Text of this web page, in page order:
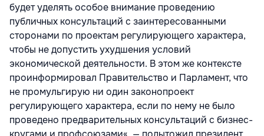
будет уделять особое внимание проведению
публичных консультаций с заинтересованными
сторонами по проектам регулирующего характера,
чтобы не допустить ухудшения условий
экономической деятельности. В этом же контексте
проинформировал Правительство и Парламент, что
не промульгирую ни один законопроект
регулирующего характера, если по нему не было
проведено предварительных консультаций с бизнес-